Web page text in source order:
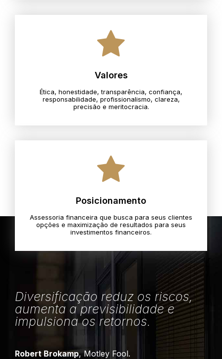
Valores
Ética, honestidade, transparência, confiança,
responsabilidade, profissionalismo, clareza,
precisão e meritocracia.​
Posicionamento
Assessoria financeira que busca para seus clientes
opções e maximização de resultados para seus
investimentos financeiros.
Diversificação reduz os riscos,
aumenta a previsibilidade e
impulsiona os retornos.
Robert Brokamp, Motley Fool.